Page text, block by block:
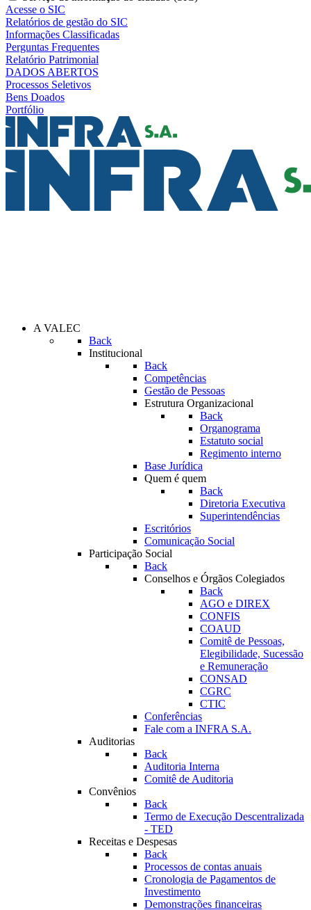
Acesse o SIC
Relatórios de gestão do SIC
Informações Classificadas
Perguntas Frequentes
Relatório Patrimonial
DADOS ABERTOS
Processos Seletivos
Bens Doados
Portfólio
A VALEC
Back
Institucional
Back
Competências
Gestão de Pessoas
Estrutura Organizacional
Back
Organograma
Estatuto social
Regimento interno
Base Jurídica
Quem é quem
Back
Diretoria Executiva
Superintendências
Escritórios
Comunicação Social
Participação Social
Back
Conselhos e Órgãos Colegiados
Back
AGO e DIREX
CONFIS
COAUD
Comitê de Pessoas,
Elegibilidade, Sucessão
e Remuneração
CONSAD
CGRC
CTIC
Conferências
Fale com a INFRA S.A.
Auditorias
Back
Auditoria Interna
Comitê de Auditoria
Convênios
Back
Termo de Execução Descentralizada
- TED
Receitas e Despesas
Back
Processos de contas anuais
Cronologia de Pagamentos de
Investimento
Demonstrações financeiras